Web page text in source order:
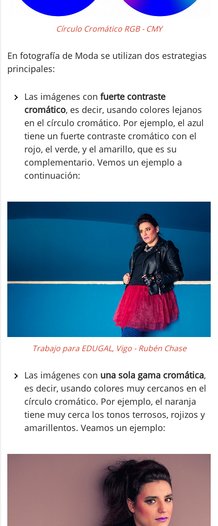
Círculo Cromático RGB - CMY
En fotografía de Moda se utilizan dos estrategias
principales:
Las imágenes con fuerte contraste
cromático, es decir, usando colores lejanos
en el círculo cromático. Por ejemplo, el azul
tiene un fuerte contraste cromático con el
rojo, el verde, y el amarillo, que es su
complementario. Vemos un ejemplo a
continuación:
Trabajo para EDUGAL, Vigo - Rubén Chase
Las imágenes con una sola gama cromática,
es decir, usando colores muy cercanos en el
círculo cromático. Por ejemplo, el naranja
tiene muy cerca los tonos terrosos, rojizos y
amarillentos. Veamos un ejemplo: